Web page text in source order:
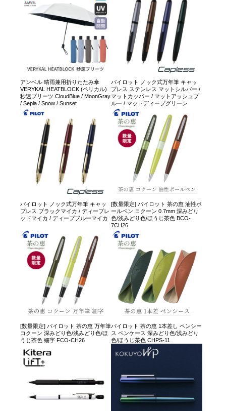
アンベル 晴雨兼用折りたたみ傘
VERYKAL HEATBLOCK (ベリカル)
秒速プリーツ CloudBlue / MoonGray
/ Sepia / Snow / Sunset
パイロット ノック式万年筆 キャッ
プレス ステンレス マットシルバー /
マットカッパー / マットアッシュブ
ルー / マットディープグリーン
パイロット ノック式万年筆 キャッ
プレス ブラックマイカ / ディープレ
ッドマイカ / ディープブルーマイカ
[数量限定] パイロット 茶の恵 油性ボ
ールペン コクーン 0.7mm 深みどり
色/浅みどり色/ほうじ茶色 BCO-
7CH26
[数量限定] パイロット 茶の恵 万年筆
コクーン 深みどり色/浅みどり色/ほ
うじ茶色 細字 FCO-CH26
パイロット 茶の恵 1本差し ペンシー
ス ペンケース 深みどり色/浅みどり
色/ほうじ茶色 CHPS-11